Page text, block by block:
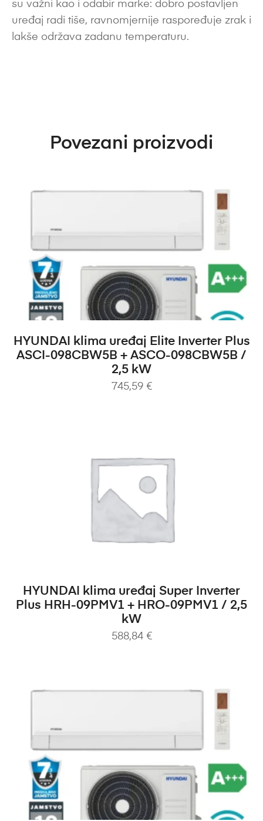
su važni kao i odabir marke: dobro postavljen
uređaj radi tiše, ravnomjernije raspoređuje zrak i
lakše održava zadanu temperaturu.
Povezani proizvodi
DODAJ U KOŠARICU
HYUNDAI klima uređaj Elite Inverter Plus
ASCI-098CBW5B + ASCO-098CBW5B /
2,5 kW
745,59 €
DODAJ U KOŠARICU
HYUNDAI klima uređaj Super Inverter
Plus HRH-09PMV1 + HRO-09PMV1 / 2,5
kW
588,84 €